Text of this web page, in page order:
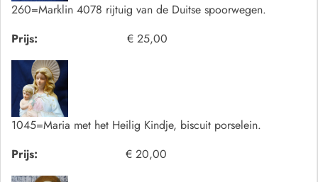
260=Marklin 4078 rijtuig van de Duitse spoorwegen.
Prijs:
€ 25,00
1045=Maria met het Heilig Kindje, biscuit porselein.
Prijs:
€ 20,00